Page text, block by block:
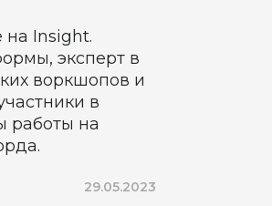
на Insight.
эксперт в
воркшопов и
в
работы на
29.05.2023